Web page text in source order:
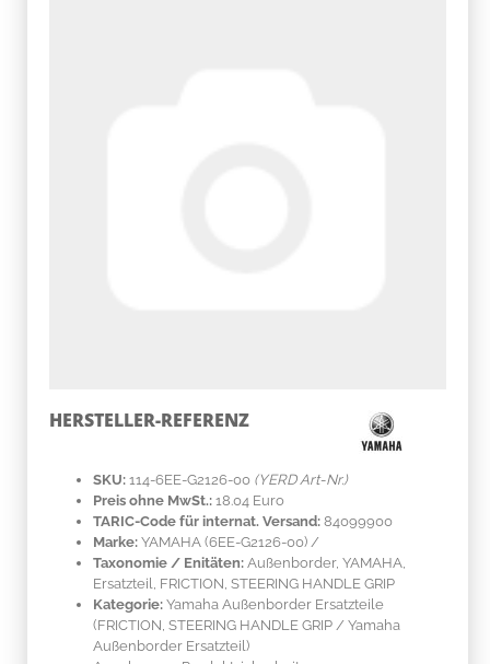
HERSTELLER-REFERENZ
SKU: 114-6EE-G2126-00 (YERD Art-Nr.)
Preis ohne MwSt.: 18.04 Euro
TARIC-Code für internat. Versand: 84099900
Marke: YAMAHA (6EE-G2126-00) /
Taxonomie / Enitäten: Außenborder, YAMAHA,
Ersatzteil, FRICTION, STEERING HANDLE GRIP
Kategorie: Yamaha Außenborder Ersatzteile
(FRICTION, STEERING HANDLE GRIP / Yamaha
Außenborder Ersatzteil)